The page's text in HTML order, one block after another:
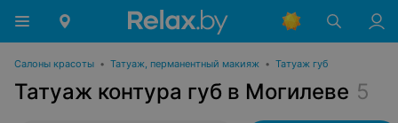
Салоны красоты • Татуаж, перманентный макияж • Татуаж губ
Татуаж контура губ в Могилеве 5